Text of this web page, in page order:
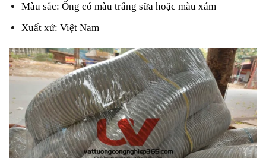
Màu sắc: Ống có màu trắng sữa hoặc màu xám
Xuất xứ: Việt Nam